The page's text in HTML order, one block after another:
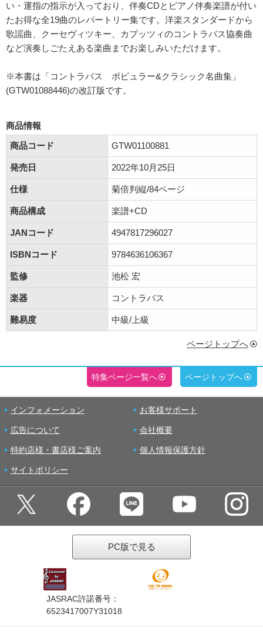
い・運指の指示が入っており、伴奏CDとピアノ伴奏楽譜が付い
たお得な全19曲のレパートリー集です。洋楽スタンダードから
歌謡曲、クーセヴィツキー、カプッツィのコントラバス協奏曲
など演奏しごたえある楽曲までお楽しみいただけます。
※本書は「コントラバス ポピュラー&クラシック名曲集」
(GTW01088446)の改訂版です。
商品情報
商品コード
GTW01100881
発売日 2022年10月25日
仕様 菊倍判縦/84ページ
商品構成 楽譜+CD
JANコード 4947817296027
ISBNコード 9784636106367
監修 池松 宏
楽器 コントラバス
難易度 中級/上級
ページトップへ
特集ページ一覧へ ページトップへ
インフォメーション お客様サポート
広告について 会社概要
特約店様・書店様ご案内 個人情報保護方針
サイトポリシー
PC版で見る
JASRAC許諾番号：
6523417007Y31018